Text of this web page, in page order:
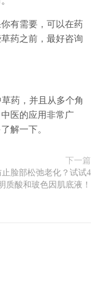
有需要，可以在药
药之前，最好咨询
药，并且从多个角
医的应用非常广
解一下。
下一篇
脸部松弛老化？试试4
质酸和玻色因肌底液！